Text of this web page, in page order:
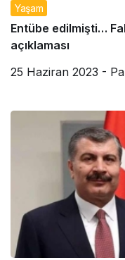
Yaşam
Entübe edilmişti…
açıklaması
25 Haziran 2023 -